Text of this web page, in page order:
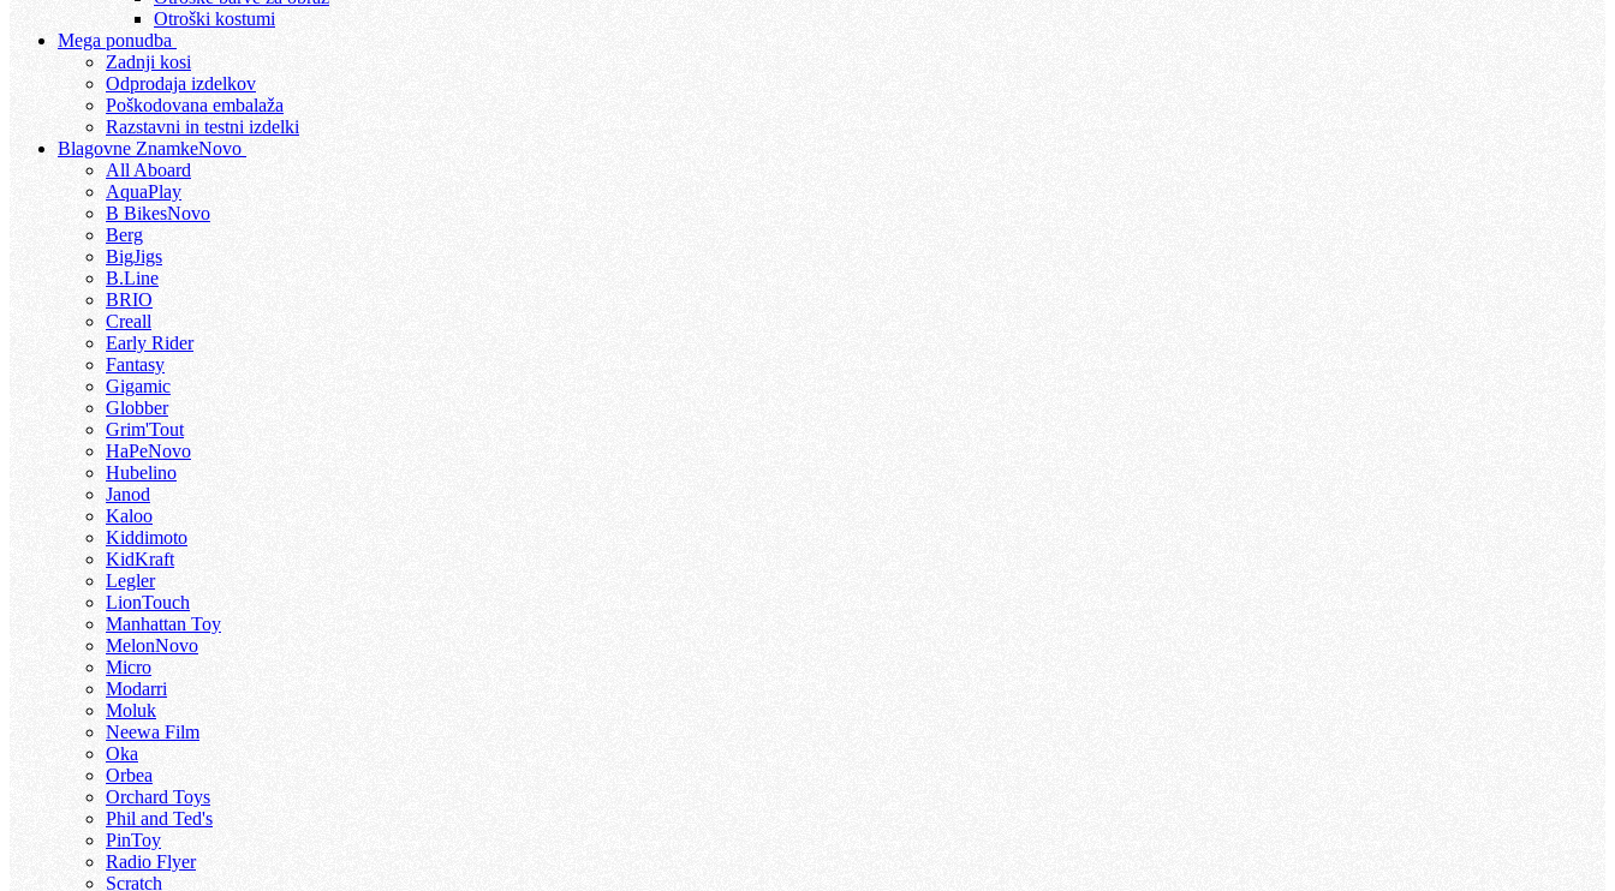
Otroški kostumi
Mega ponudba
Zadnji kosi
Odprodaja izdelkov
Poškodovana embalaža
Razstavni in testni izdelki
Blagovne ZnamkeNovo
All Aboard
AquaPlay
B BikesNovo
Berg
BigJigs
B.Line
BRIO
Creall
Early Rider
Fantasy
Gigamic
Globber
Grim'Tout
HaPeNovo
Hubelino
Janod
Kaloo
Kiddimoto
KidKraft
Legler
LionTouch
Manhattan Toy
MelonNovo
Micro
Modarri
Moluk
Neewa Film
Oka
Orbea
Orchard Toys
Phil and Ted's
PinToy
Radio Flyer
Scratch